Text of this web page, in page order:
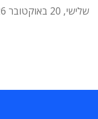
שלישי, 20 באוקטובר 2026